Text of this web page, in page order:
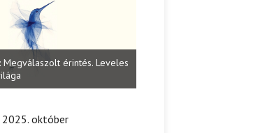
Megválaszolt érintés. Leveles
2025. október